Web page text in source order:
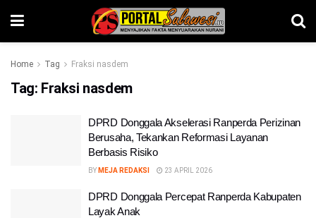
Home Tag Fraksi nasdem
Tag: Fraksi nasdem
DPRD Donggala Akselerasi Ranperda Perizinan
Berusaha, Tekankan Reformasi Layanan
Berbasis Risiko
BY MEJA REDAKSI 23 APRIL 2026
DPRD Donggala Percepat Ranperda Kabupaten
Layak Anak